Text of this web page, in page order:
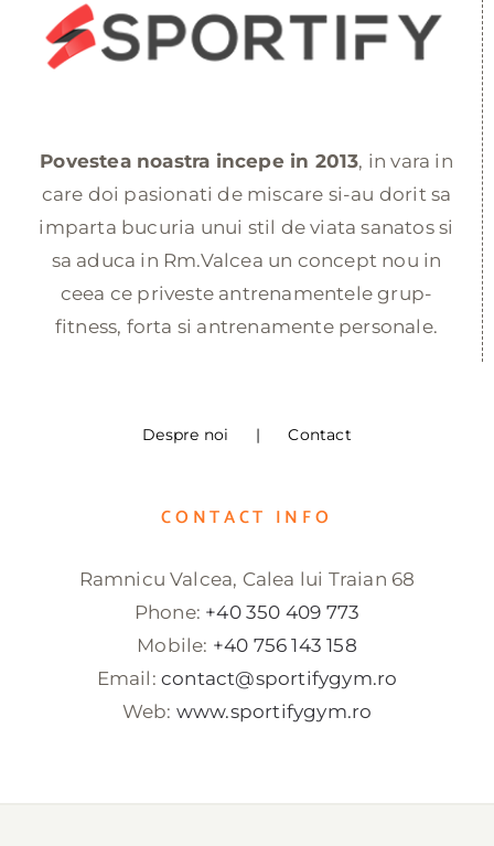
Povestea noastra incepe in 2013, in vara in
care doi pasionati de miscare si-au dorit sa
imparta bucuria unui stil de viata sanatos si
sa aduca in Rm.Valcea un concept nou in
ceea ce priveste antrenamentele grup-
fitness, forta si antrenamente personale.
Despre noi Contact
CONTACT INFO
Ramnicu Valcea, Calea lui Traian 68
Phone: +40 350 409 773
Mobile: +40 756 143 158
Email: contact@sportifygym.ro
Web: www.sportifygym.ro